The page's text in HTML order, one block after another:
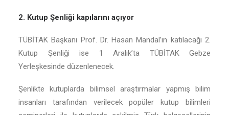
2. Kutup Şenliği kapılarını açıyor
TÜBİTAK Başkanı Prof. Dr. Hasan Mandal’ın katılacağı 2.
Kutup Şenliği ise 1 Aralık’ta TÜBİTAK Gebze
Yerleşkesinde düzenlenecek.
Şenlikte kutuplarda bilimsel araştırmalar yapmış bilim
insanları tarafından verilecek popüler kutup bilimleri